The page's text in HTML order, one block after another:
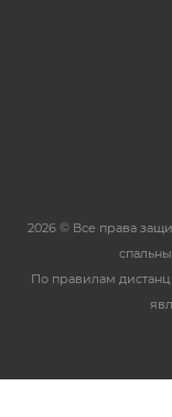
2026 © Все права
По правилам